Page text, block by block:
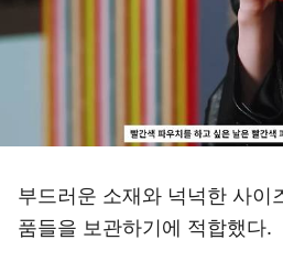
부드러운 소재와 넉넉한 사이
품들을 보관하기에 적합했다.